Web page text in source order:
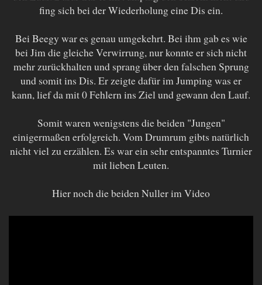
fing sich bei der Wiederholung eine Dis ein.
Bei Beegy war es genau umgekehrt. Bei ihm gab es wie
bei Jim die gleiche Verwirrung, nur konnte er sich nicht
mehr zurückhalten und sprang über den falschen Sprung
und somit ins Dis. Er zeigte dafür im Jumping was er
kann, lief da mit 0 Fehlern ins Ziel und gewann den Lauf.
Somit waren wenigstens die beiden "Jungen"
einigermaßen erfolgreich. Vom Drumrum gibts natürlich
nicht viel zu erzählen. Es war ein sehr entspanntes Turnier
mit lieben Leuten.
Hier noch die beiden Nuller im Video